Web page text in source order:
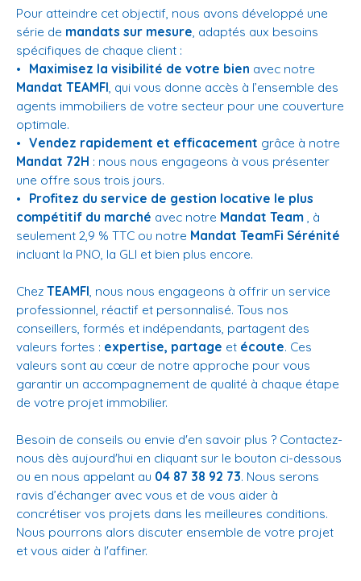
Pour atteindre cet objectif, nous avons développé une
série de mandats sur mesure, adaptés aux besoins
spécifiques de chaque client :
Maximisez la visibilité de votre bien avec notre
Mandat TEAMFI, qui vous donne accès à l’ensemble des
agents immobiliers de votre secteur pour une couverture
optimale.
Vendez rapidement et efficacement grâce à notre
Mandat 72H : nous nous engageons à vous présenter
une offre sous trois jours.
Profitez du service de gestion locative le plus
compétitif du marché avec notre Mandat Team , à
seulement 2,9 % TTC ou notre Mandat TeamFi Sérénité
incluant la PNO, la GLI et bien plus encore.
Chez TEAMFI, nous nous engageons à offrir un service
professionnel, réactif et personnalisé. Tous nos
conseillers, formés et indépendants, partagent des
valeurs fortes : expertise, partage et écoute. Ces
valeurs sont au cœur de notre approche pour vous
garantir un accompagnement de qualité à chaque étape
de votre projet immobilier.
Besoin de conseils ou envie d'en savoir plus ? Contactez-
nous dès aujourd'hui en cliquant sur le bouton ci-dessous
ou en nous appelant au 04 87 38 92 73. Nous serons
ravis d’échanger avec vous et de vous aider à
concrétiser vos projets dans les meilleures conditions.
Nous pourrons alors discuter ensemble de votre projet
et vous aider à l'affiner.